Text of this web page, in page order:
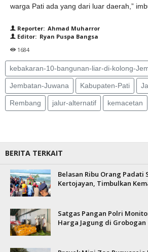
warga Pati ada yang dari luar daerah,”
Reporter: Ahmad Muharror
Editor: Ryan Puspa Bangsa
1684
kebakaran-10-bangunan-liar-di-kolong-
Jembatan-Juwana Kabupaten-Pati
Rembang jalur-alternatif kemacetan
BERITA TERKAIT
Belasan Ribu Orang Padati
Kertojayan, Timbulkan
Satgas Pangan Polri
Harga Jagung di Grobogan